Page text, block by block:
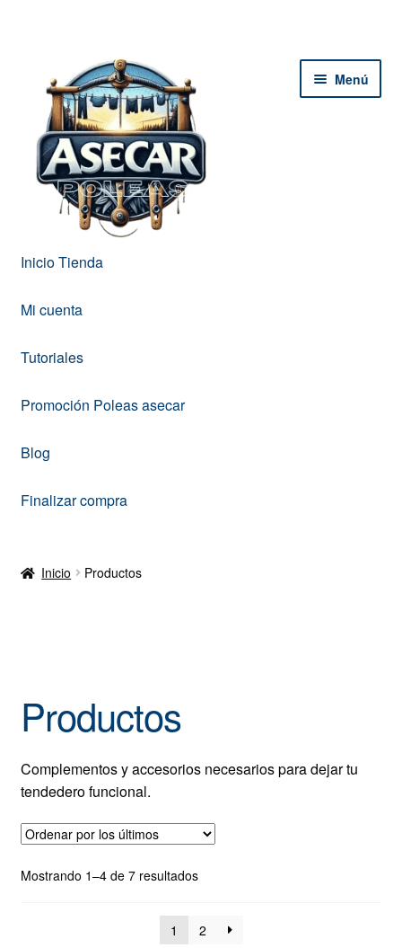
navegación
contenido
Menú
Inicio Tienda
Mi cuenta
Tutoriales
Promoción Poleas asecar
Blog
Finalizar compra
Inicio Productos
Productos
Complementos y accesorios necesarios para dejar tu
tendedero funcional.
Mostrando 1–4 de 7 resultadosOrdenado
últimos
1 2